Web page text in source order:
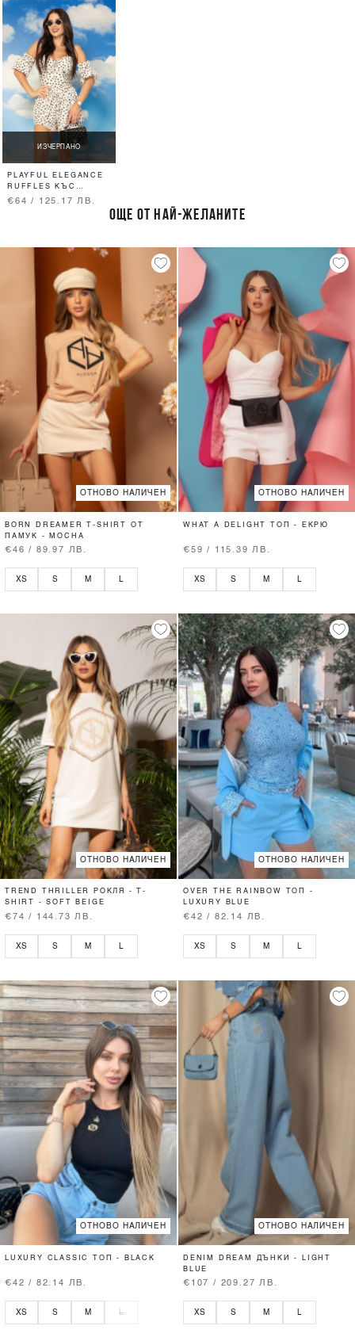
ИЗЧЕРПАНО
PLAYFUL ELEGANCE
RUFFLES КЪС
ПАНТАЛОН
€64 / 125.17 ЛВ.
ОЩЕ ОТ НАЙ-ЖЕЛАНИТЕ
ОТНОВО НАЛИЧЕН
BORN DREAMER T-SHIRT ОТ
ПАМУК - MOCHA
€46 / 89.97 ЛВ.
XS S M L
ОТНОВО НАЛИЧЕН
WHAT A DELIGHT ТОП - ЕКРЮ
€59 / 115.39 ЛВ.
XS S M L
ОТНОВО НАЛИЧЕН
TREND THRILLER РОКЛЯ - T-
SHIRT - SOFT BEIGE
€74 / 144.73 ЛВ.
XS S M
ОТНОВО НАЛИЧЕН
OVER THE RAINBOW ТОП -
LUXURY BLUE
€42 / 82.14 ЛВ.
XS S M
ОТНОВО НАЛИЧЕН
LUXURY CLASSIC ТОП - BLACK
€42 / 82.14 ЛВ.
XS S M L
ОТНОВО НАЛИЧЕН
DENIM DREAM ДЪНКИ - LIGHT
BLUE
€107 / 209.27 ЛВ.
XS S M L